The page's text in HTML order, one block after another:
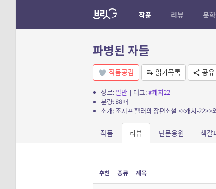
작품 리뷰 문
파병된 자들
작품공감 읽기목록 공유
장르: 일반| 태그:#캐치22
분량: 88매
소개: 조지프 헬러의 장편소설 <<캐치-22>>
작품 리뷰 단문응원 책갈
추천 종류 제목